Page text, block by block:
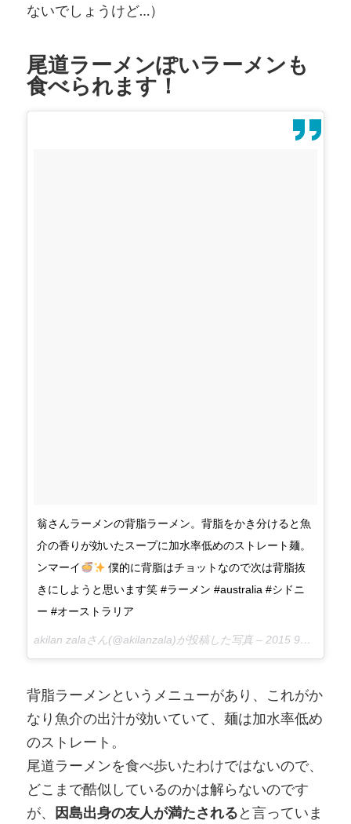
ないでしょうけど…）
尾道ラーメンぽいラーメンも
食べられます！
翁さんラーメンの背脂ラーメン。背脂をかき分けると魚
介の香りが効いたスープに加水率低めのストレート麺。
ンマーイ
僕的に背脂はチョットなので次は背脂抜
きにしようと思います笑 #ラーメン #australia #シドニ
ー #オーストラリア
akilan zalaさん(@akilanzala)が投稿した写真 – 2015 9月 30 8:53午後 PDT
背脂ラーメンというメニューがあり、これがか
なり魚介の出汁が効いていて、麺は加水率低め
のストレート。
尾道ラーメンを食べ歩いたわけではないので、
どこまで酷似しているのかは解らないのです
が、 因島出身の友人が満たされると言っていま